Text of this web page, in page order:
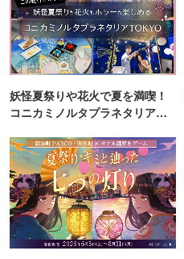
妖怪夏祭りや花火で夏を満喫！
コニカミノルタプラネタリア